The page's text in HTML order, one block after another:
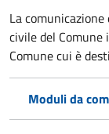
La
civile del Comune
Comune cui è
Moduli da